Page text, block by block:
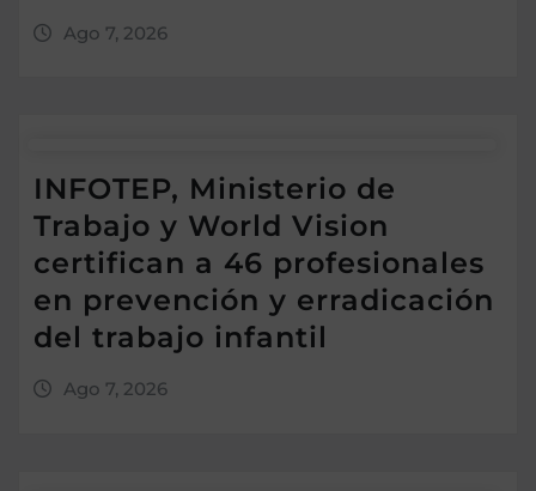
Ago 7, 2026
INFOTEP, Ministerio de
Trabajo y World Vision
certifican a 46 profesionales
en prevención y erradicación
del trabajo infantil
Ago 7, 2026